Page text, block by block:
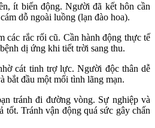
ít biến động. Người đã kết hôn cần
dỗ ngoài luồng (lạn đào hoa).
các rắc rối cũ. Cần hành động thực tế
dị ứng khi tiết trời sang thu.
cát tinh trợ lực. Người độc thân dễ
bắt đầu một mối tình lãng mạn.
tránh đi đường vòng. Sự nghiệp và
tốt. Tránh vận động quá sức gây chấn